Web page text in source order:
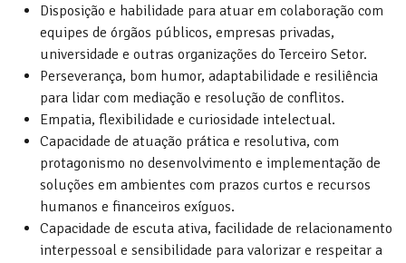
Disposição e habilidade para atuar em colaboração com
equipes de órgãos públicos, empresas privadas,
universidade e outras organizações do Terceiro Setor.
Perseverança, bom humor, adaptabilidade e resiliência
para lidar com mediação e resolução de conflitos.
Empatia, flexibilidade e curiosidade intelectual.
Capacidade de atuação prática e resolutiva, com
protagonismo no desenvolvimento e implementação de
soluções em ambientes com prazos curtos e recursos
humanos e financeiros exíguos.
Capacidade de escuta ativa, facilidade de relacionamento
interpessoal e sensibilidade para valorizar e respeitar a